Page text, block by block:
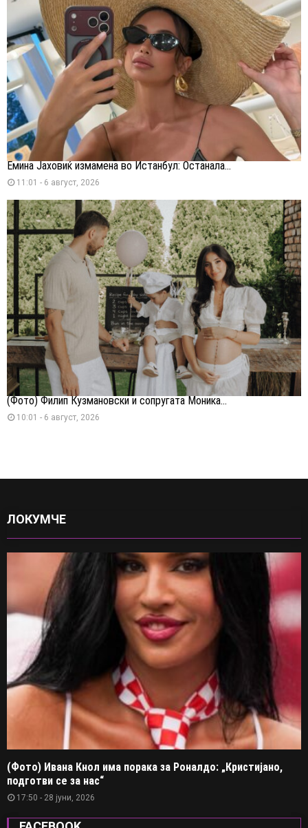
Емина Јаховиќ измамена во Истанбул: Останала...
11:01 - 6 август, 2026
(Фото) Филип Кузмановски и сопругата Моника...
10:01 - 6 август, 2026
ЛОКУМЧЕ
(Фото) Ивана Кнол има порака за Роналдо: „Кристијано,
подготви се за нас“
17:50 - 28 јуни, 2026